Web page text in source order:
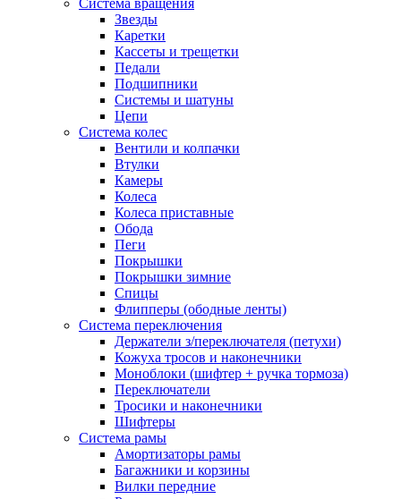
Система вращения
Звезды
Каретки
Кассеты и трещетки
Педали
Подшипники
Системы и шатуны
Цепи
Система колес
Вентили и колпачки
Втулки
Камеры
Колеса
Колеса приставные
Обода
Пеги
Покрышки
Покрышки зимние
Спицы
Флипперы (ободные ленты)
Система переключения
Держатели з/переключателя (петухи)
Кожуха тросов и наконечники
Моноблоки (шифтер + ручка тормоза)
Переключатели
Тросики и наконечники
Шифтеры
Система рамы
Амортизаторы рамы
Багажники и корзины
Вилки передние